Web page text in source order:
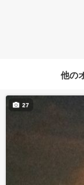
他の
27